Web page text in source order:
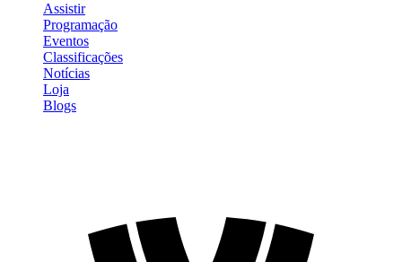
Assistir
Programação
Eventos
Classificações
Notícias
Loja
Blogs